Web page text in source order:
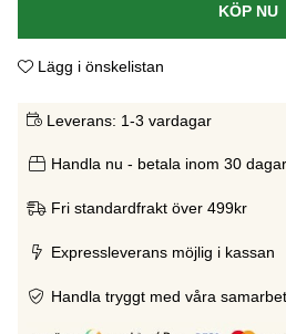
KÖP NU
Lägg i önskelistan
Leverans: 1-3 vardagar
Handla nu - betala inom 30
Fri standardfrakt över 499kr
Expressleverans möjlig i kassan
Handla tryggt med våra